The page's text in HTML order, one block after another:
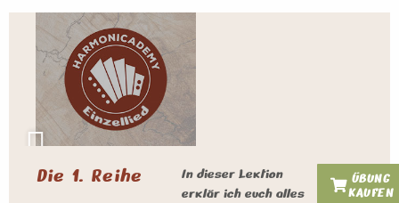
Die 1. Reihe
In dieser Lektion
erklär ich euch alles
ÜBUNG
KAUFEN